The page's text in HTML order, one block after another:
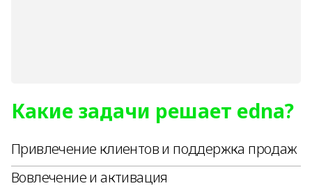
Какие задачи решает edna?
Привлечение клиентов и поддержка продаж
Вовлечение и активация